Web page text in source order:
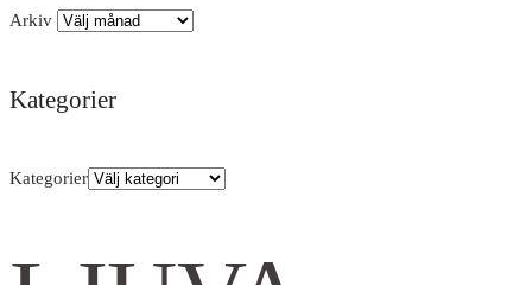
Arkiv
Kategorier
Kategorier